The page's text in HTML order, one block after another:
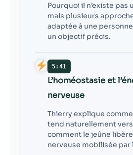
Pourquoi il n’existe pas
mais plusieurs
adaptée à une
un objectif précis.
5:41
L’homéostasie et
nerveuse
Thierry explique
tend naturellement
comment le jeûne libère
nerveuse mobilisée par